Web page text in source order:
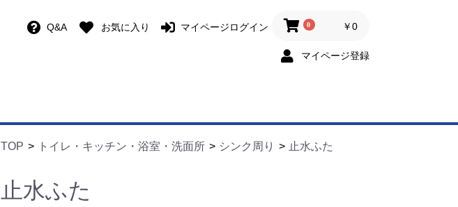
Q&A お気に入り マイページログイン 0 ￥0
マイページ登録
TOP トイレ・キッチン・浴室・洗面所 シンク周り 止水ふた
止水ふた